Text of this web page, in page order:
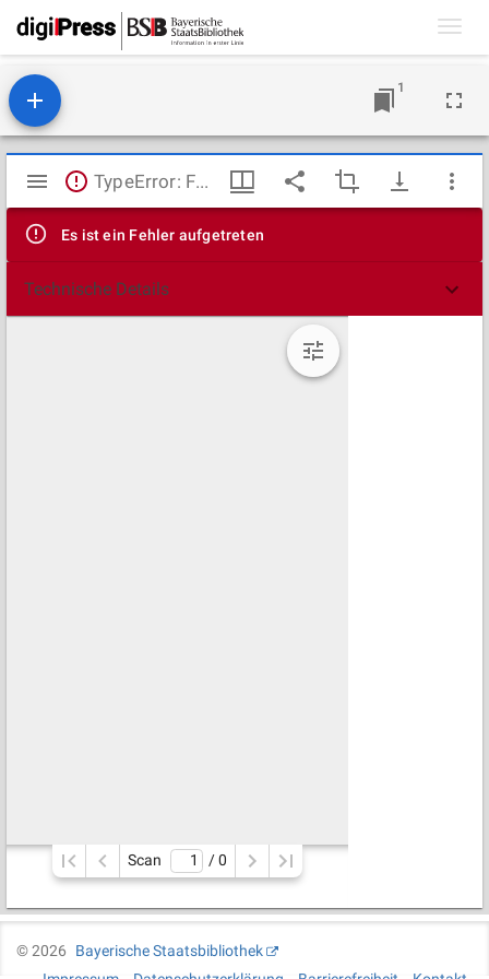
1
Mirador
Viewer
TypeError: Failed to fetch
Es ist ein Fehler aufgetreten
Technische Details
Scan / 0
©2026
Bayerische Staatsbibliothek